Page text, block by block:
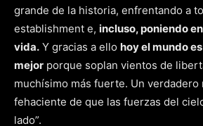
grande de la historia, enfrentando a
establishment e, incluso, poniendo
vida. Y gracias a ello hoy el mundo
mejor porque soplan vientos de
muchísimo más fuerte. Un verdadero
fehaciente de que las fuerzas del
lado”.